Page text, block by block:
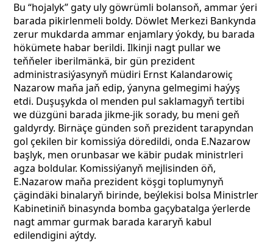
Bu “hojalyk” gaty uly göwrümli bolansoň, ammar ýeri
barada pikirlenmeli boldy. Döwlet Merkezi Bankynda
zerur mukdarda ammar enjamlary ýokdy, bu barada
hökümete habar berildi. Ilkinji nagt pullar we
teňňeler iberilmänkä, bir gün prezident
administrasiýasynyň müdiri Ernst Kalandarowiç
Nazarow maňa jaň edip, ýanyna gelmegimi haýyş
etdi. Duşuşykda ol menden pul saklamagyň tertibi
we düzgüni barada jikme-jik sorady, bu meni geň
galdyrdy. Birnäçe günden soň prezident tarapyndan
gol çekilen bir komissiýa döredildi, onda Е.Nazarow
başlyk, men orunbasar we käbir pudak ministrleri
agza boldular. Komissiýanyň mejlisinden öň,
E.Nazarow maňa prezident köşgi toplumynyň
çägindäki binalaryň birinde, beýlekisi bolsa Ministrler
Kabinetiniň binasynda bomba gaçybatalga ýerlerde
nagt ammar gurmak barada kararyň kabul
edilendigini aýtdy.